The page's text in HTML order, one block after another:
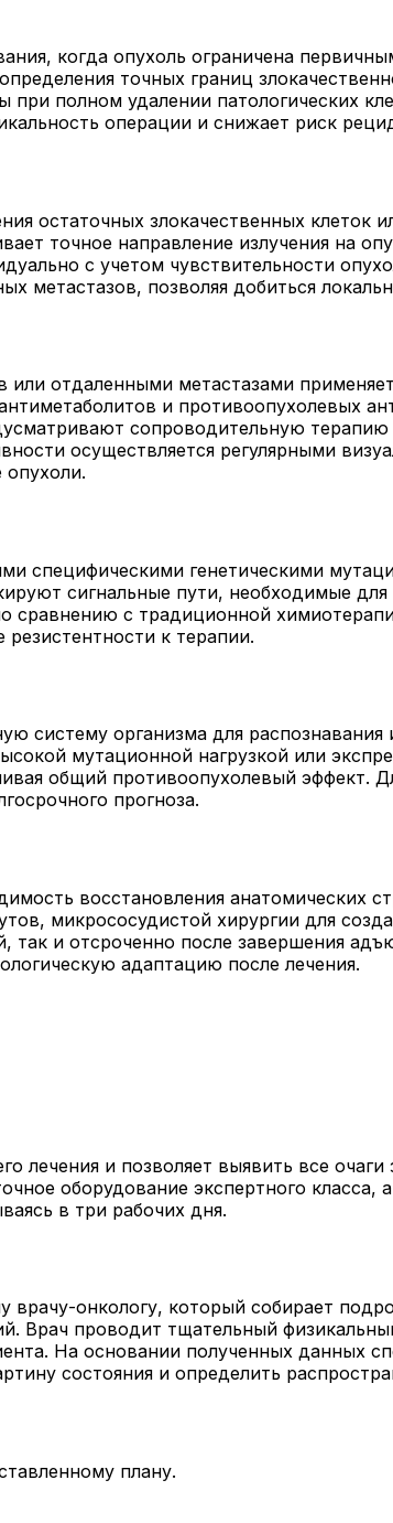
когда опухоль ограничена
точных границ
полном удалении патологических
операции и снижает риск
остаточных злокачественных клеток
точное направление излучения на
с учетом чувствительности
метастазов, позволяя добиться
отдаленными метастазами
и противоопухолевых
сопроводительную
осуществляется регулярными
специфическими генетическими
сигнальные пути, необходимые
с традиционной
к терапии.
систему организма для
мутационной нагрузкой или
общий противоопухолевый эффект.
прогноза.
восстановления анатомических
микрососудистой хирургии для
и отсроченно после завершения
адаптацию после лечения.
лечения и позволяет выявить все
оборудование экспертного
в три рабочих дня.
онкологу, который собирает
Врач проводит тщательный
На основании полученных данных
состояния и определить
плану.